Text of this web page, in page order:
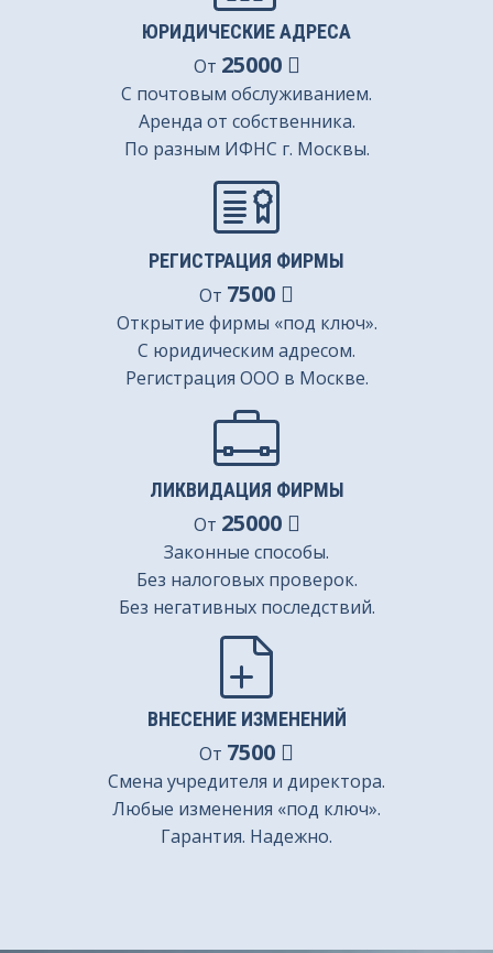
ЮРИДИЧЕСКИЕ АДРЕСА
От 25000
С почтовым обслуживанием.
Аренда от собственника.
По разным ИФНС г. Москвы.
РЕГИСТРАЦИЯ ФИРМЫ
От 7500
Открытие фирмы «под ключ».
С юридическим адресом.
Регистрация ООО в Москве.
ЛИКВИДАЦИЯ ФИРМЫ
От 25000
Законные способы.
Без налоговых проверок.
Без негативных последствий.
ВНЕСЕНИЕ ИЗМЕНЕНИЙ
От 7500
Смена учредителя и директора.
Любые изменения «под ключ».
Гарантия. Надежно.